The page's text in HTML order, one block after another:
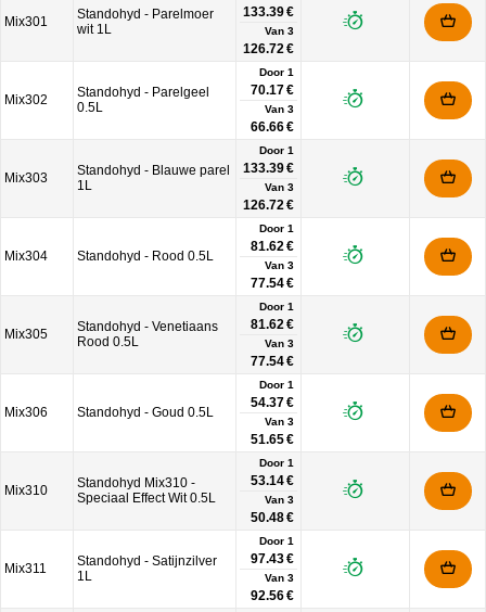
Mix301
Standohyd - Parelmoer
wit 1L
133.39 €
Van 3
126.72 €
Mix302
Standohyd - Parelgeel
0.5L
Door 1
70.17 €
Van 3
66.66 €
Mix303
Standohyd - Blauwe parel
1L
Door 1
133.39 €
Van 3
126.72 €
Mix304 Standohyd - Rood 0.5L
Door 1
81.62 €
Van 3
77.54 €
Mix305
Standohyd - Venetiaans
Rood 0.5L
Door 1
81.62 €
Van 3
77.54 €
Mix306 Standohyd - Goud 0.5L
Door 1
54.37 €
Van 3
51.65 €
Mix310
Standohyd Mix310 -
Speciaal Effect Wit 0.5L
Door 1
53.14 €
Van 3
50.48 €
Mix311
Standohyd - Satijnzilver
1L
Door 1
97.43 €
Van 3
92.56 €